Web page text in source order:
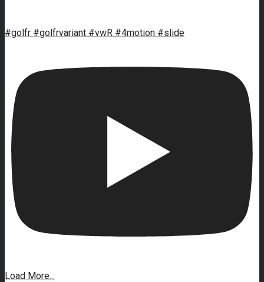
#golfr #golfrvariant #vwR #4motion #slide
Load More...